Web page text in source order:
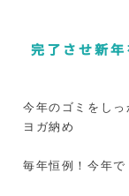
完了させ新
今年のゴミをし
ヨガ納め
毎年恒例！今年